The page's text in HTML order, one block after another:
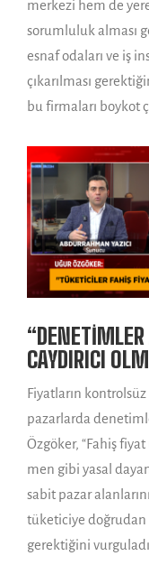
merkezi hem de
sorumluluk alması
esnaf odaları ve iş
çıkarılması
bu firmaları boykot
CAYDIRICI
Fiyatların
pazarlarda
Özgöker, “Fahiş
men gibi yasal
sabit pazar
tüketiciye doğrudan
gerektiğini vurguladı.